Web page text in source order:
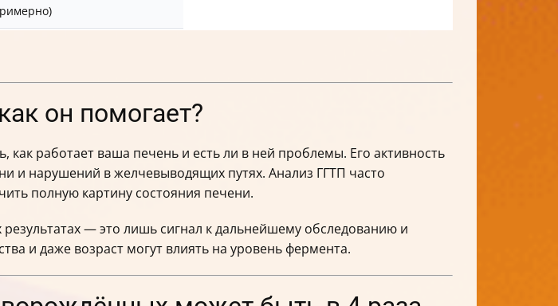
он помогает?
работает ваша печень и есть ли в ней проблемы. Его активность
и нарушений в желчевыводящих путях. Анализ ГГТП часто
полную картину состояния печени.
— это лишь сигнал к дальнейшему обследованию и
и даже возраст могут влиять на уровень фермента.